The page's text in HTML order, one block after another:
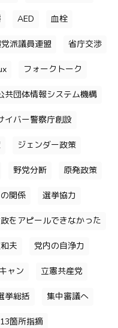
AED 血栓
派議員連盟 省庁交渉
フォークトーク
共団体情報システム機構
イバー警察庁創設
ジェンダー政策
野党分断 原発政策
関係 選挙協力
をアピールできなかった
夫 党内の自浄力
ャン 立憲共産党
挙総括 集中審議へ
箇所指摘